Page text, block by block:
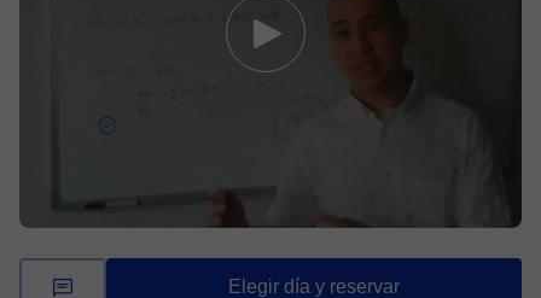
Ofrece prueba gratuita
clase
Elegir día y reservar